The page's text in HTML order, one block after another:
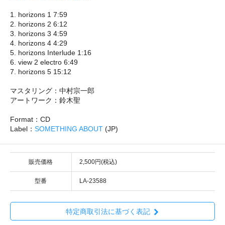
1. horizons 1 7:59
2. horizons 2 6:12
3. horizons 3 4:59
4. horizons 4 4:29
5. horizons Interlude 1:16
6. view 2 electro 6:49
7. horizons 5 15:12
マスタリング：中村宗一郎
アートワーク：鈴木聖
Format：CD
Label： SOMETHING ABOUT (JP)
販売価格 2,500円(税込)
型番 LA-23588
特定商取引法に基づく表記